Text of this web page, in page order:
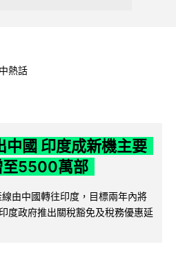
熱話
中國 印度成新機主要
至5500萬部
由中國轉往印度，目標兩年內將
度政府推出關稅豁免及稅務優惠延